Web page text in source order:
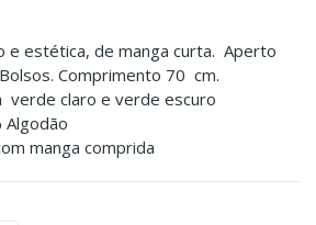
e estética, de manga curta. Aperto
Comprimento 70 cm.
verde claro e verde escuro
manga comprida